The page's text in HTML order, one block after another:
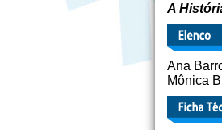
A
Ana
Mônica